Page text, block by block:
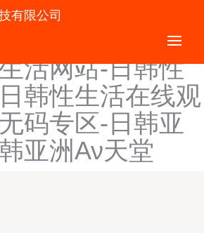
-日韩性生活-日
级-日韩性生活啪
活网站-日韩性
韩性生活在线观
码专区-日韩亚
亚洲Αν天堂
有限公司